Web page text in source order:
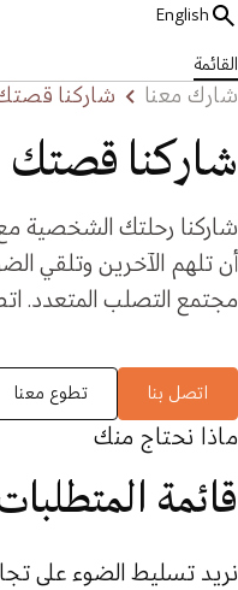
English
القائمة
شارك معنا شاركنا
شاركنا قصتك
شاركنا رحلتك الشخصية
أن تلهم الآخرين وتلقي
مجتمع التصلب المتعدد.
اتصل بنا تطوع معنا
ماذا نحتاج منك
قائمة
نريد تسليط الضوء على